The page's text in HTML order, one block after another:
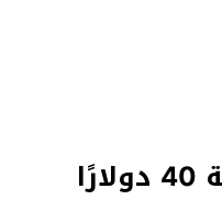
قسائم شرائية بقيمة 40 دولارًا